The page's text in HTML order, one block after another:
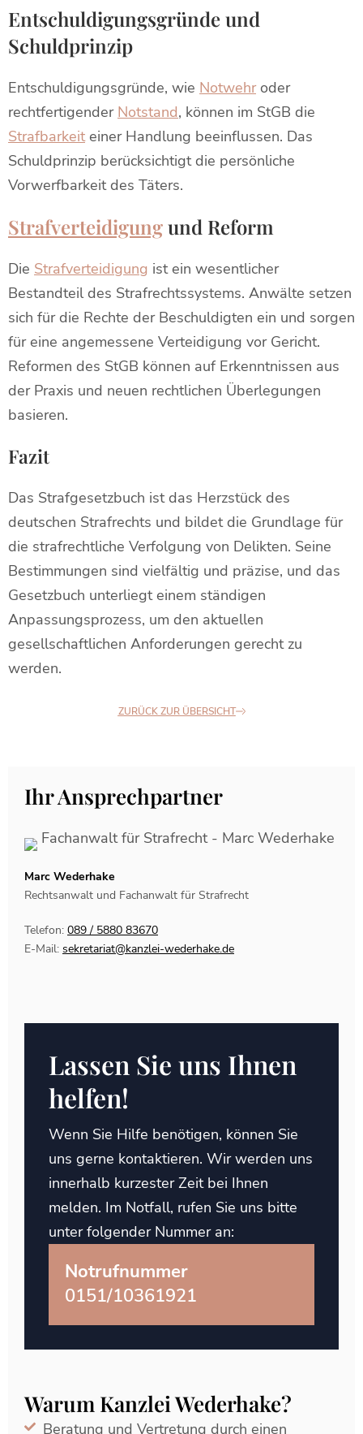
Entschuldigungsgründe und
Schuldprinzip
Entschuldigungsgründe, wie Notwehroder
rechtfertigender Notstand, können im StGB die
Strafbarkeiteiner Handlung beeinflussen. Das
Schuldprinzip berücksichtigt die persönliche
Vorwerfbarkeit des Täters.
Strafverteidigungund Reform
Die Strafverteidigung ist ein wesentlicher
Bestandteil des Strafrechtssystems. Anwälte setzen
sich für die Rechte der Beschuldigten ein und sorgen
für eine angemessene Verteidigung vor Gericht.
Reformen des StGB können auf Erkenntnissen aus
der Praxis und neuen rechtlichen Überlegungen
basieren.
Fazit
Das Strafgesetzbuch ist das Herzstück des
deutschen Strafrechts und bildet die Grundlage für
die strafrechtliche Verfolgung von Delikten. Seine
Bestimmungen sind vielfältig und präzise, und das
Gesetzbuch unterliegt einem ständigen
Anpassungsprozess, um den aktuellen
gesellschaftlichen Anforderungen gerecht zu
werden.
ZURÜCK ZUR ÜBERSICHT
Ihr Ansprechpartner
Marc Wederhake
Rechtsanwalt und Fachanwalt für Strafrecht
Telefon: 089 / 5880 83670
E-Mail: sekretariat@kanzlei-wederhake.de
Warum Kanzlei Wederhake?
Beratung und Vertretung durch einen
Lassen Sie uns Ihnen
helfen!
Wenn Sie Hilfe benötigen, können Sie
uns gerne kontaktieren. Wir werden uns
innerhalb kurzester Zeit bei Ihnen
melden. Im Notfall, rufen Sie uns bitte
unter folgender Nummer an:
Notrufnummer
0151/10361921